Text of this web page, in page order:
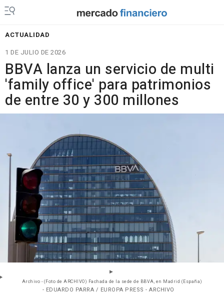
ACTUALIDAD
1 DE JULIO DE 2026
BBVA lanza un servicio de multi
'family office' para patrimonios
de entre 30 y 300 millones
Archivo - (Foto de ARCHIVO) Fachada de la sede de BBVA, en Madrid (España)
- EDUARDO PARRA / EUROPA PRESS - ARCHIVO